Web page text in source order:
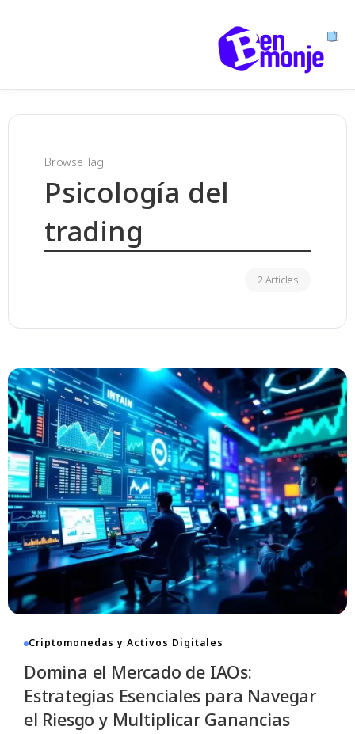
Browse Tag
Psicología del
trading
2 Articles
Criptomonedas y Activos Digitales
Domina el Mercado de IAOs:
Estrategias Esenciales para Navegar
el Riesgo y Multiplicar Ganancias